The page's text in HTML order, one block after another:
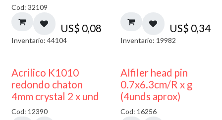
Cod: 32109
US$ 0,08
Inventario: 44104
US$ 0,34
Inventario: 19982
50% DESCUENTO
Acrilico K1010
redondo chaton
4mm crystal 2 x und
Cod: 12390
Alfiler head pin
0.7x6.3cm/R x g
(4unds aprox)
Cod: 16256